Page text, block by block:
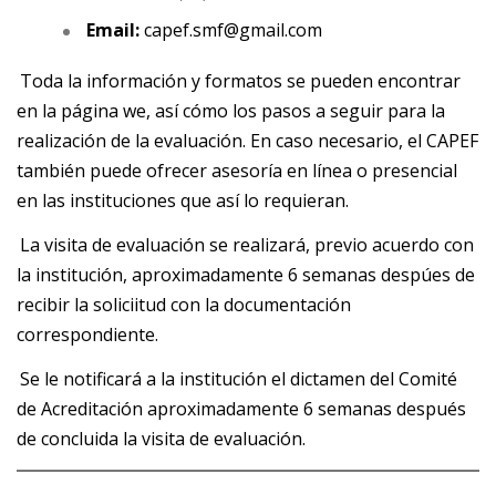
Email:capef.smf@gmail.com
Toda la información y formatos se pueden encontrar
en la página we, así cómo los pasos a seguir para la
realización de la evaluación. En caso necesario, el CAPEF
también puede ofrecer asesoría en línea o presencial
en las instituciones que así lo requieran.
La visita de evaluación se realizará, previo acuerdo con
la institución, aproximadamente 6 semanas despúes de
recibir la soliciitud con la documentación
correspondiente.
Se le notificará a la institución el dictamen del Comité
de Acreditación aproximadamente 6 semanas después
de concluida la visita de evaluación.